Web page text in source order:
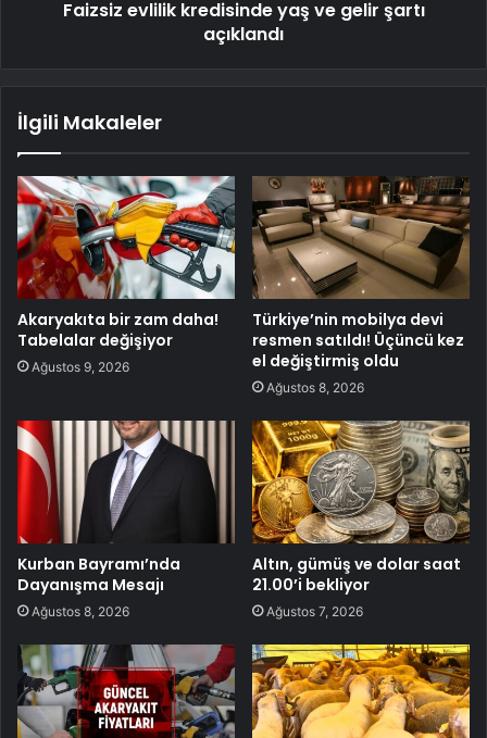
Faizsiz evlilik kredisinde yaş ve gelir şartı
açıklandı
İlgili Makaleler
Akaryakıta bir zam daha!
Tabelalar değişiyor
Ağustos 9, 2026
Türkiye’nin mobilya devi
resmen satıldı! Üçüncü kez
el değiştirmiş oldu
Ağustos 8, 2026
Kurban Bayramı’nda
Dayanışma Mesajı
Ağustos 8, 2026
Altın, gümüş ve dolar saat
21.00’i bekliyor
Ağustos 7, 2026